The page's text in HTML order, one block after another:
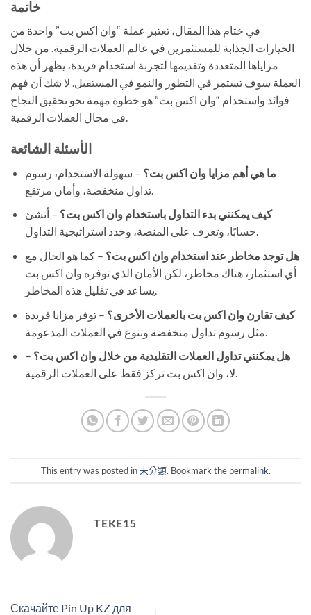
خاتمة
في ختام هذا المقال، تعتبر عملة “وان اكس بت” واحدة من
الخيارات الجذابة للمستثمرين في عالم العملات الرقمية. من خلال
مزاياها المتعددة وتقديمها لتجربة استخدام فريدة، يظهر أن هذه
العملة سوف تستمر في التطور والنمو في المستقبل. لا شك أن فهم
فوائد واستخدام “وان اكس بت” هو خطوة مهمة نحو تحقيق النجاح
في مجال العملات الرقمية.
الأسئلة الشائعة
ما هي أهم مزايا وان اكس بت؟ – سهولة الاستخدام، رسوم
تداول منخفضة، وأمان مرتفع.
كيف يمكنني بدء التداول باستخدام وان اكس بت؟ – أنشئ
حسابًا، وتعرف على المنصة، وحدد استراتيجية التداول.
هل توجد مخاطر عند استخدام وان اكس بت؟ – كما هو الحال مع
أي استثمار، هناك مخاطر، لكن الأمان الذي توفره وان اكس بت
يساعد في تقليل هذه المخاطر.
كيف تقارن وان اكس بت بالعملات الأخرى؟ – توفر مزايا فريدة
هل يمكنني تداول العملات التقليدية من خلال وان اكس بت؟ –
لا، وان اكس بت تركز فقط على العملات الرقمية.
This entry was posted in未分類. Bookmark the permalink.
TEKE15
Скачайте Pin Up KZ для